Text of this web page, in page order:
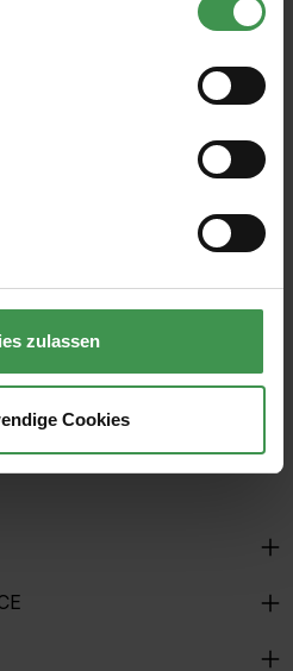
zulassen
Cookies
zur Kenntnis